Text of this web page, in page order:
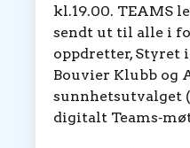
kl.19.00. TEAMS
sendt ut til alle i
oppdretter, Styret
Bouvier Klubb og
sunnhetsutvalget
digitalt